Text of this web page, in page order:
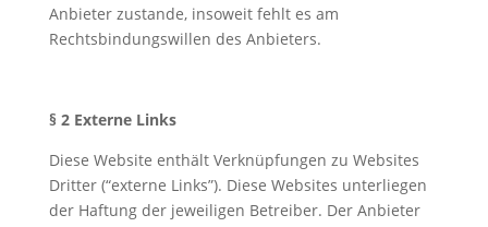
Anbieter zustande, insoweit fehlt es am
Rechtsbindungswillen des Anbieters.
§ 2 Externe Links
Diese Website enthält Verknüpfungen zu Websites
Dritter (“externe Links”). Diese Websites unterliegen
der Haftung der jeweiligen Betreiber. Der Anbieter